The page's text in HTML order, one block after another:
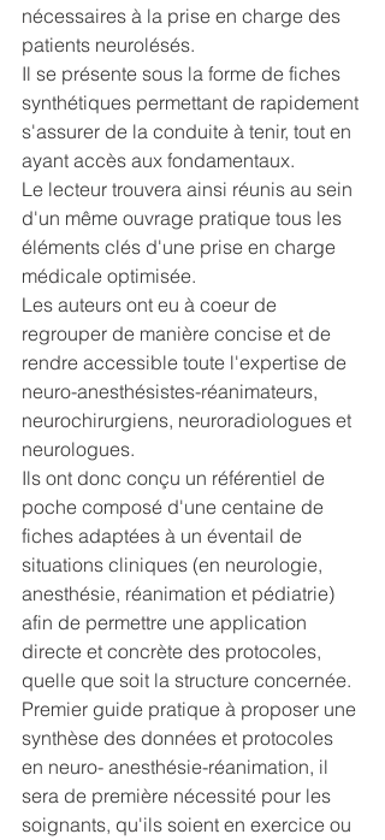
nécessaires à la prise en charge des
patients neurolésés.
Il se présente sous la forme de fiches
synthétiques permettant de rapidement
s'assurer de la conduite à tenir, tout en
ayant accès aux fondamentaux.
Le lecteur trouvera ainsi réunis au sein
d'un même ouvrage pratique tous les
éléments clés d'une prise en charge
médicale optimisée.
Les auteurs ont eu à coeur de
regrouper de manière concise et de
rendre accessible toute l'expertise de
neuro-anesthésistes-réanimateurs,
neurochirurgiens, neuroradiologues et
neurologues.
Ils ont donc conçu un référentiel de
poche composé d'une centaine de
fiches adaptées à un éventail de
situations cliniques (en neurologie,
anesthésie, réanimation et pédiatrie)
afin de permettre une application
directe et concrète des protocoles,
quelle que soit la structure concernée.
Premier guide pratique à proposer une
synthèse des données et protocoles
en neuro- anesthésie-réanimation, il
sera de première nécessité pour les
soignants, qu'ils soient en exercice ou